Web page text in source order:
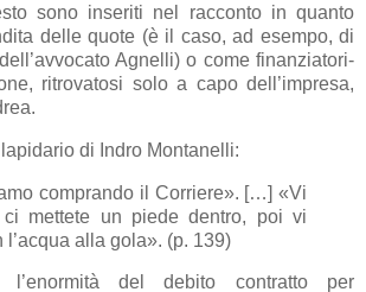
sono inseriti nel racconto in quanto
delle quote (è il caso, ad esempo, di
Agnelli) o come finanziatori-
ritrovatosi solo a capo dell’impresa,
di Indro Montanelli:
comprando il Corriere». […] «Vi
mettete un piede dentro, poi vi
l’acqua alla gola». (p. 139)
l’enormità del debito contratto per